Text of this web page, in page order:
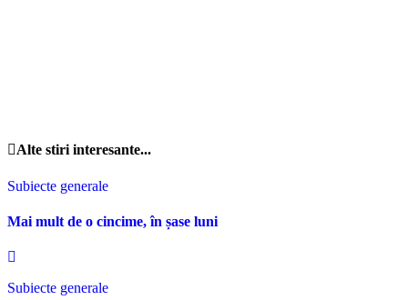
Alte stiri interesante...
Subiecte generale
Mai mult de o cincime, în șase luni
Subiecte generale